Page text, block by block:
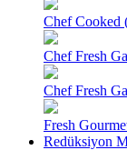
Chef Cooked
Chef Fresh
Chef Fresh
Fresh
Redüksiyon